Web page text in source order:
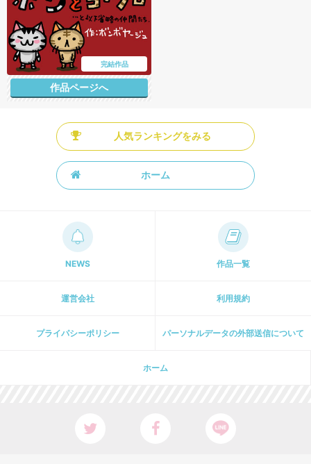
完結作品
作品ページへ
人気ランキングをみる
ホーム
NEWS 作品一覧
運営会社 利用規約
プライパシーポリシー パーソナルデータの外部送信について
ホーム